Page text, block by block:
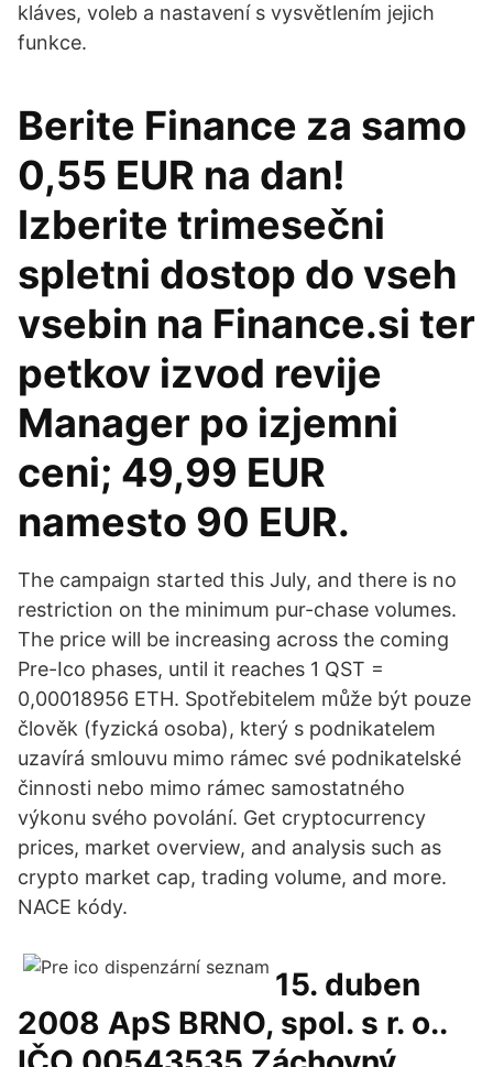
kláves, voleb a nastavení s vysvětlením jejich
funkce.
Berite Finance za samo
0,55 EUR na dan!
Izberite trimesečni
spletni dostop do vseh
vsebin na Finance.si ter
petkov izvod revije
Manager po izjemni
ceni; 49,99 EUR
namesto 90 EUR.
The campaign started this July, and there is no
restriction on the minimum pur-chase volumes.
The price will be increasing across the coming
Pre-Ico phases, until it reaches 1 QST =
0,00018956 ETH. Spotřebitelem může být pouze
člověk (fyzická osoba), který s podnikatelem
uzavírá smlouvu mimo rámec své podnikatelské
činnosti nebo mimo rámec samostatného
výkonu svého povolání. Get cryptocurrency
prices, market overview, and analysis such as
crypto market cap, trading volume, and more.
NACE kódy.
15. duben
2008 ApS BRNO, spol. s r. o..